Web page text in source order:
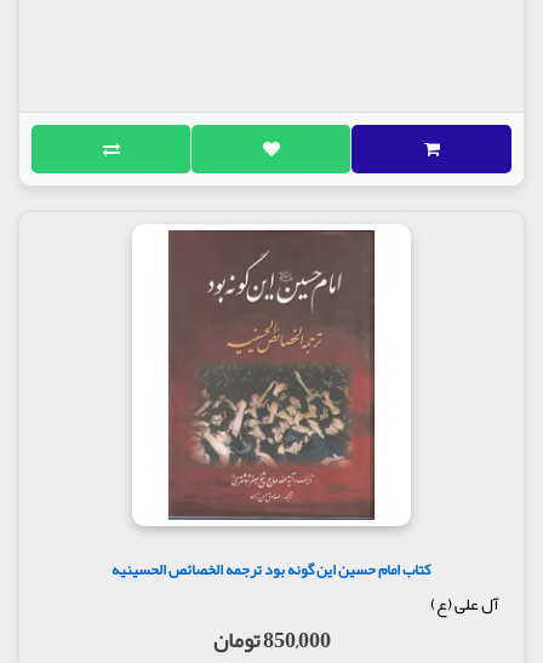
کتاب امام حسین این گونه بود ترجمه الخصائص الحسینیه
آل علی (ع)
850,000 تومان